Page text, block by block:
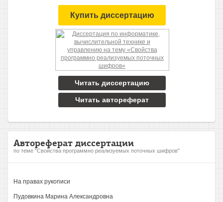
Купить диссертацию
Читать диссертацию
Читать автореферат
Автореферат диссертации
по теме "Свойства программно реализуемых поточных шифров"
На правах рукописи
Пудовкина Марина Александровна